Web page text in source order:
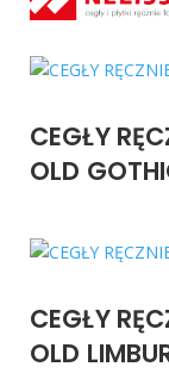
CEGŁY
OLD
CEGŁY
OLD